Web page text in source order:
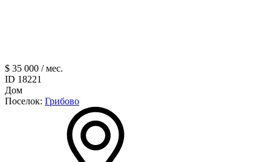
$ 35 000 / мес.
ID 18221
Дом
Поселок: Грибово